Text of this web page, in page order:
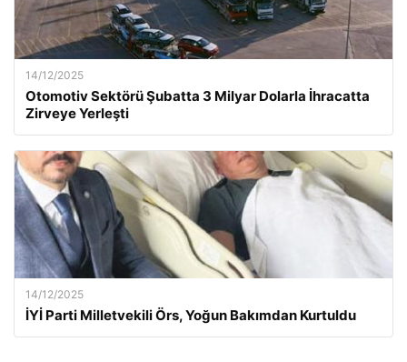
14/12/2025
Otomotiv Sektörü Şubatta 3 Milyar Dolarla İhracatta
Zirveye Yerleşti
14/12/2025
İYİ Parti Milletvekili Örs, Yoğun Bakımdan Kurtuldu